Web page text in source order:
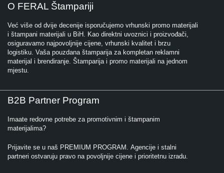
O FERAL Štampariji
Već više od dvije decenije isporučujemo vrhunski promo materijali
i štampani materijali u BiH. Kao direktni uvoznici i proizvođači,
osiguravamo najpovoljnije cijene, vrhunski kvalitet i brzu
logistiku. Vaša pouzdana štamparija za kompletan reklamni
materijal i brendiranje. Štamparija i promo materijali na jednom
mjestu.
B2B Partner Program
Imaate redovne potrebe za promotivnim i štampanim
materijalima?
Prijavite se u naš PREMIUM PROGRAM. Agencije i stalni
partneri ostvaruju pravo na povoljnije cijene i prioritetnu izradu.